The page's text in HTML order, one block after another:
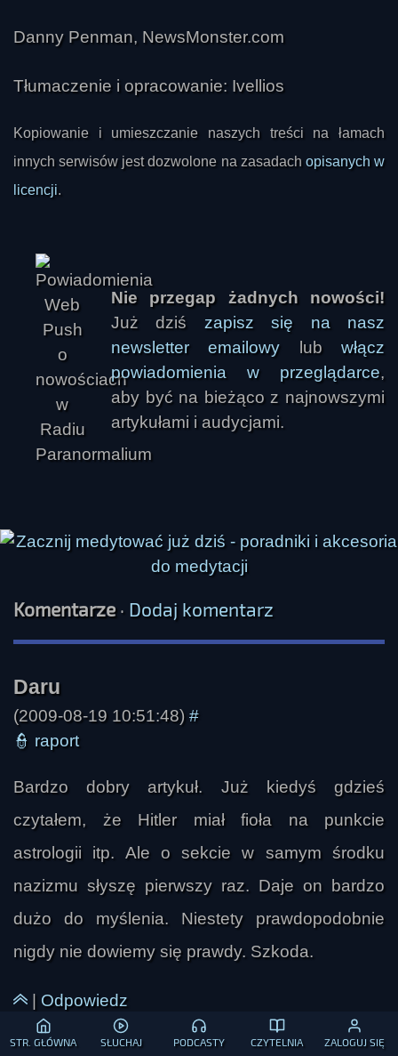
STR. GŁÓWNA SŁUCHAJ PODCASTY CZYTELNIA ZALOGUJ SIĘ
Danny Penman, NewsMonster.com
Tłumaczenie i opracowanie: Ivellios
Kopiowanie i umieszczanie naszych treści na łamach
innych serwisów jest dozwolone na zasadach opisanych w
licencji.
Nie przegap żadnych nowości!
Już dziś zapisz się na nasz
newsletter emailowy lubwłącz
powiadomienia w przeglądarce,
aby być na bieżąco z najnowszymi
artykułami i audycjami.
Komentarze· Dodaj komentarz
(2009-08-19 10:51:48) #
👮 raport
Bardzo dobry artykuł. Już kiedyś gdzieś
czytałem, że Hitler miał fioła na punkcie
astrologii itp. Ale o sekcie w samym środku
nazizmu słyszę pierwszy raz. Daje on bardzo
dużo do myślenia. Niestety prawdopodobnie
nigdy nie dowiemy się prawdy. Szkoda.
Odpowiedz
Monomagnum